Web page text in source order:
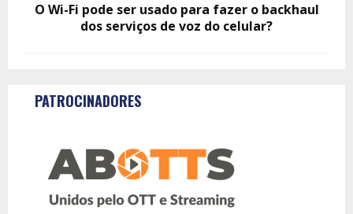
O Wi-Fi pode ser usado para fazer o backhaul
dos serviços de voz do celular?
PATROCINADORES